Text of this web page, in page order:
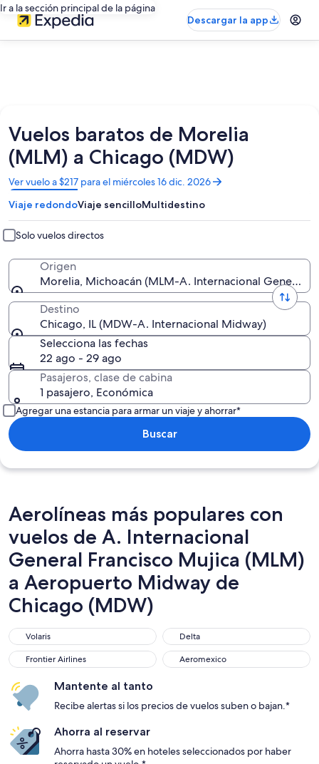
Ir a la sección principal de la página
Descargar la app
Vuelos baratos de Morelia
(MLM) a Chicago (MDW)
Ver vuelo a $217 para el miércoles 16 dic. 2026
Se
abrirá
en
una
nueva
ventana
Viaje redondoViaje sencilloMultidestino
Solo vuelos directos
Origen
Morelia, Michoacán (MLM-A. Internacional General
Destino
Chicago, IL (MDW-A. Internacional Midway)
Selecciona las fechas
22 ago - 29 ago
Pasajeros, clase de cabina
1 pasajero, Económica
Agregar una estancia para armar un viaje y ahorrar*
Buscar
Aerolíneas más populares con
vuelos de A. Internacional
General Francisco Mujica (MLM)
a Aeropuerto Midway de
Chicago (MDW)
Volaris
Volaris Delta
Delta
Frontier Airlines
Frontier Airlines Aeromexico
Aeromexico
Mantente al tanto
Recibe alertas si los precios de vuelos suben o bajan.*
Ahorra al reservar
Ahorra hasta 30% en hoteles seleccionados por haber